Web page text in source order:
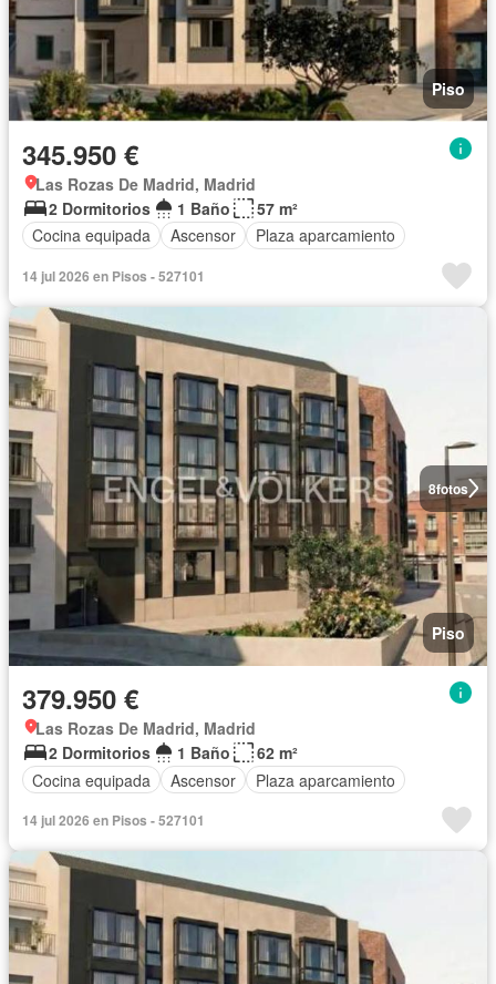
Piso
345.950 €
Las Rozas De Madrid, Madrid
2 Dormitorios
1 Baño
57 m²
Cocina equipada
Ascensor Plaza aparcamiento
14 jul 2026 en Pisos - 527101
8fotos
Piso
379.950 €
Las Rozas De Madrid, Madrid
2 Dormitorios
1 Baño
62 m²
Cocina equipada
Ascensor Plaza aparcamiento
14 jul 2026 en Pisos - 527101